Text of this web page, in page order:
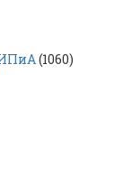
(1060)